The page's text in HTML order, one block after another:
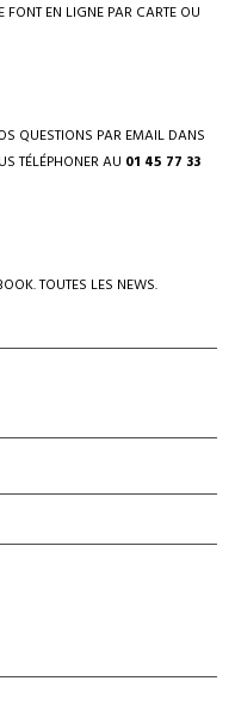
FONT EN LIGNE PAR CARTE OU
QUESTIONS PAR EMAIL DANS
TÉLÉPHONER AU 01 45 77 33
TOUTES LES NEWS.